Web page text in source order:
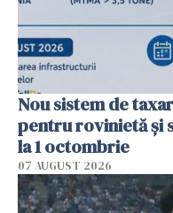
Nou sistem de
pentru rovinietă şi
la 1 octombrie
07 AUGUST 2026